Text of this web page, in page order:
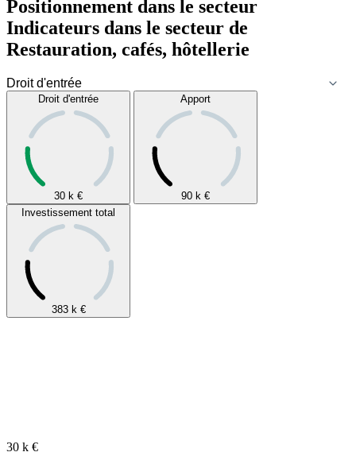
Positionnement dans le secteur
Indicateurs dans le secteur de
Restauration, cafés, hôtellerie
Droit d'entrée
30 k €
Apport
90 k €
Investissement total
383 k €
30 k €